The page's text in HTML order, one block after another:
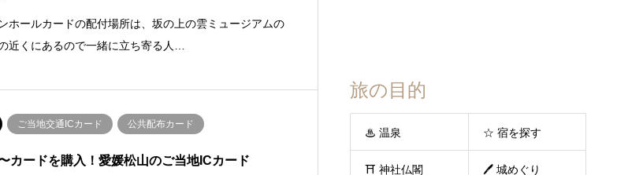
ホールカードの配付場所は、坂の上の雲ミュージアムの
近くにあるので一緒に立ち寄る人…
ご当地交通ICカード 公共配布カード
カードを購入！愛媛松山のご当地ICカード
旅の目的
♨ 温泉 ☆ 宿を探す
⛩ 神社仏閣 🖊 城めぐり